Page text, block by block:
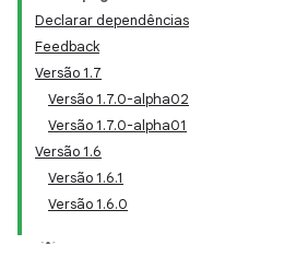
Declarar dependências
Feedback
Versão 1.7
Versão 1.7.0-alpha02
Versão 1.7.0-alpha01
Versão 1.6
Versão 1.6.1
Versão 1.6.0